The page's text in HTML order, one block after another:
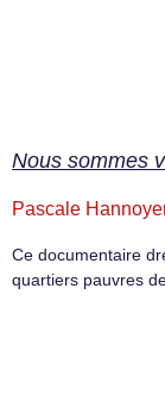
Nous sommes
Pascale
Ce documentaire
quartiers pauvres